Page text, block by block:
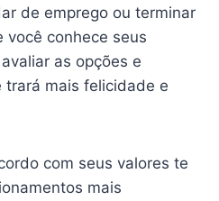
de emprego ou terminar
você conhece seus
as opções e
trará mais felicidade e
com seus valores te
mais